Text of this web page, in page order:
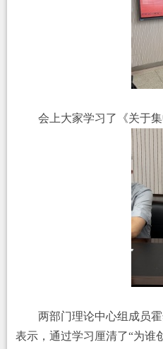
会上大家学习了《关于
两部门理论中心组成员
表示，通过学习厘清了“为谁